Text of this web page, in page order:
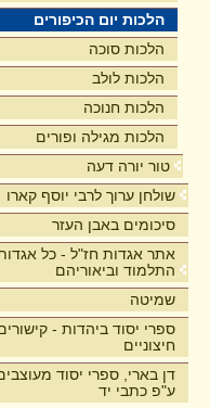
הלכות יום הכיפורים
הלכות סוכה
הלכות לולב
הלכות חנוכה
הלכות מגילה ופורים
טור יורה דעה
שולחן ערוך לרבי יוסף קארו
סיכומים באבן העזר
אתר אגדות חז"ל - כל
התלמוד וביאוריהם
שמיטה
ספרי יסוד ביהדות -
חיצוניים
דן בארי, ספרי יסוד
ע"פ כתבי יד